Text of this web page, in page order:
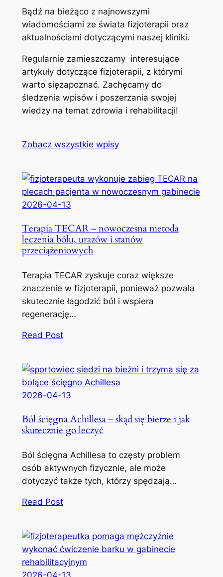
Bądź na bieżąco z najnowszymi
wiadomościami ze świata fizjoterapii oraz
aktualnościami dotyczącymi naszej kliniki.
Regularnie zamieszczamy interesujące
artykuły dotyczące fizjoterapii, z którymi
warto sięzapoznać. Zachęcamy do
śledzenia wpisów i poszerzania swojej
wiedzy na temat zdrowia i rehabilitacji!
Zobacz wszystkie wpisy
2026-04-13
Terapia TECAR – nowoczesna metoda
leczenia bólu, urazów i stanów
przeciążeniowych
Terapia TECAR zyskuje coraz większe
znaczenie w fizjoterapii, ponieważ pozwala
skutecznie łagodzić ból i wspiera
regenerację…
Read Post
2026-04-13
Ból ścięgna Achillesa – skąd się bierze i jak
skutecznie go leczyć
Ból ścięgna Achillesa to częsty problem
osób aktywnych fizycznie, ale może
dotyczyć także tych, którzy spędzają…
Read Post